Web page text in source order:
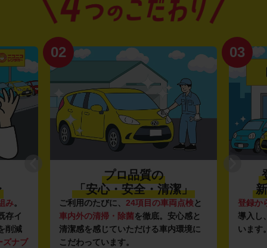
み。
存イ
削減
ズナブ
02
プロ品質の
「安心・安全・清潔」
ご利用のたびに、 24項目の車両点検と
車内外の清掃・除菌を徹底。安心感と
清潔感を感じていただける車内環境に
こだわっています。
03
登録か
導入し
います